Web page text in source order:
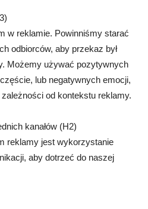
w reklamie. Powinniśmy starać
odbiorców, aby przekaz był
Możemy używać pozytywnych
lub negatywnych emocji,
od kontekstu reklamy.
kanałów (H2)
reklamy jest wykorzystanie
aby dotrzeć do naszej